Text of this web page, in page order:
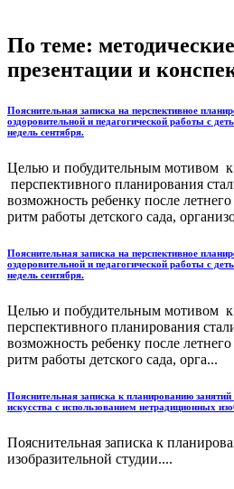
По теме:
презентации и
Пояснительная записка на перспективное
оздоровительной и педагогической работы с
недель сентября.
Целью и побудительным мотивом
перспективного планирования
возможность ребенку после
ритм работы детского сада,
Пояснительная записка на перспективное
оздоровительной и педагогической работы с
недель сентября.
Целью и побудительным мотивом к
перспективного планирования
возможность ребенку после
ритм работы детского сада, орга...
Пояснительная записка к планированию занятий
искусства с использованием нетрадиционных
Пояснительная записка к
изобразительной студии....